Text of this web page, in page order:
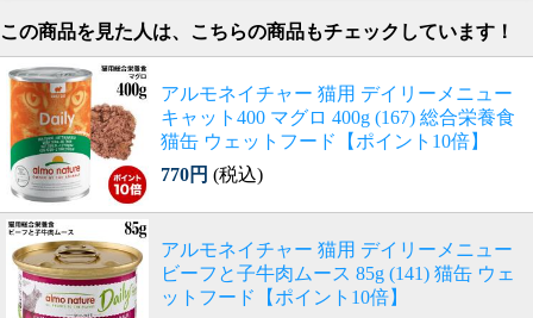
この商品を見た人は、こちらの商品もチェックしています！
アルモネイチャー 猫用 デイリーメニュー
キャット400 マグロ 400g (167) 総合栄養食
猫缶 ウェットフード【ポイント10倍】
770円 (税込)
アルモネイチャー 猫用 デイリーメニュー
ビーフと子牛肉ムース 85g (141) 猫缶 ウェ
ットフード【ポイント10倍】